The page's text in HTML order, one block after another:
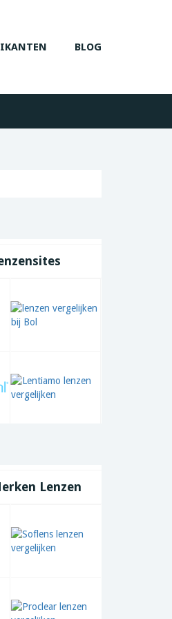
BLOG
Lenzen